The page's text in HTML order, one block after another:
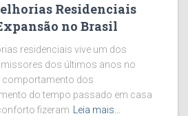
Residenciais
no Brasil
residenciais vive um dos
dos últimos anos no
comportamento dos
do tempo passado em casa
fizeram
Leia mais…